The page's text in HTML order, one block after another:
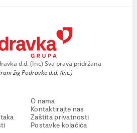
d.d. (Inc) Sva prava pridržana
žig Podravke d.d. (Inc.)
O nama
Kontaktirajte nas
Zaštita privatnosti
Postavke kolačića